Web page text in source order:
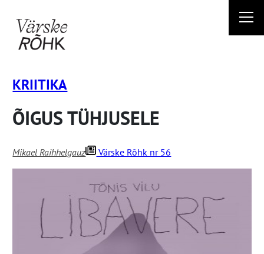
sisu
juurde
KRIITIKA
ÕIGUS TÜHJUSELE
Mikael Raihhelgauz Värske Rõhk nr 56